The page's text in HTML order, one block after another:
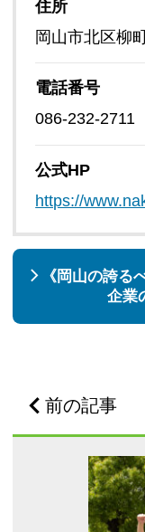
住所
岡山市北区柳
電話番号
086-232-2711
公式HP
https://
《岡山の誇る
企業
前の記事